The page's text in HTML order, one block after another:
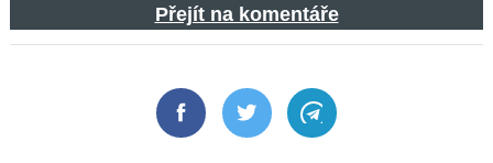
Přejít na komentáře
FacebookTwitter Telegram